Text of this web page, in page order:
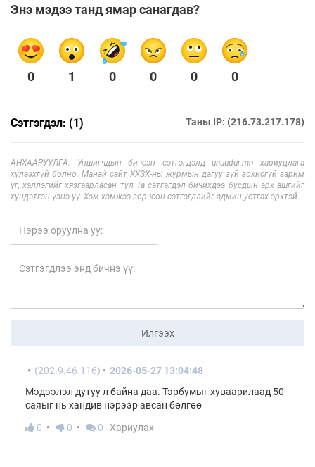
Энэ мэдээ танд ямар санагдав?
0 1 0 0 0 0
Сэтгэгдэл: (1) Таны IP: (216.73.217.178)
АНХААРУУЛГА: Уншигчдын бичсэн сэтгэгдэлд unuudur.mn хариуцлага
хүлээхгүй болно. Манай сайт ХХЗХ-ны журмын дагуу зүй зохисгүй зарим
үг, хэллэгийг хязгаарласан тул Та сэтгэгдэл бичихдээ бусдын эрх ашгийг
хүндэтгэн үзнэ үү. Хэм хэмжээ зөрчсөн сэтгэгдлийг админ устгах эрхтэй.
Илгээх
(202.9.46.116)
2026-05-27 13:04:48
Мэдээлэл дутуу л байна даа. Тэрбумыг хуваарилаад 50
саяыг нь хандив нэрээр авсан бөлгөө
0
0 0 Хариулах